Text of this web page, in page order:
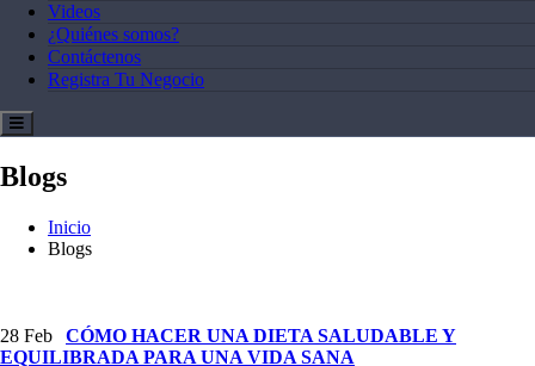
Videos
¿Quiénes somos?
Contáctenos
Registra Tu Negocio
Blogs
Inicio
Blogs
28 Feb
CÓMO HACER UNA DIETA SALUDABLE Y
EQUILIBRADA PARA UNA VIDA SANA